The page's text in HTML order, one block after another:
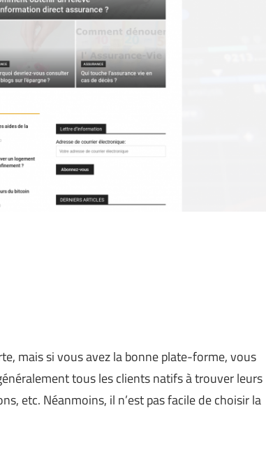
mais si vous avez la bonne plate-forme, vous
tous les clients natifs à trouver leurs
etc. Néanmoins, il n’est pas facile de choisir la